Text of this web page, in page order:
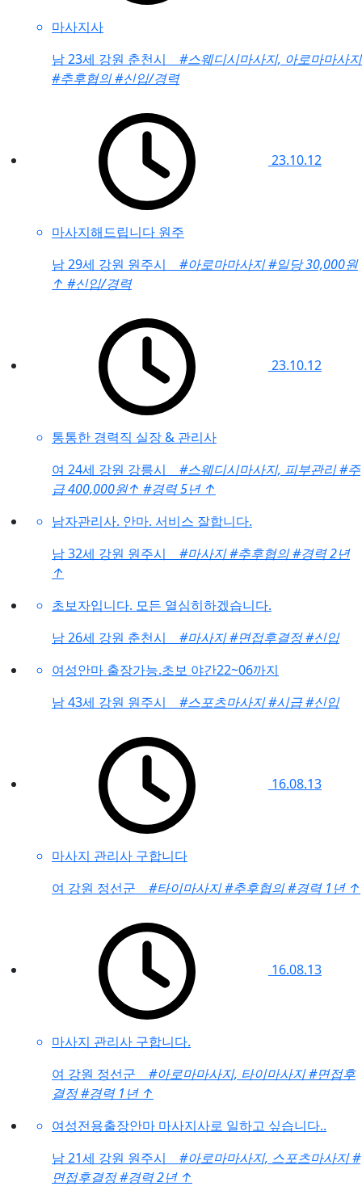
마사지사
남23세 강원 춘천시 #스웨디시마사지, 아로마마사지
#추후협의#신입/경력
23.10.12
마사지해드립니다 원주
남29세 강원 원주시 #아로마마사지#일당 30,000원
↑ #신입/경력
23.10.12
통통한 경력직 실장 & 관리사
여 24세 강원 강릉시 #스웨디시마사지, 피부관리#주
급 400,000원↑ #경력 5년 ↑
남자관리사. 안마. 서비스 잘합니다.
남32세 강원 원주시 #마사지#추후협의#경력 2년
↑
초보자입니다. 모든 열심히하겠습니다.
남26세 강원 춘천시 #마사지#면접후결정#신입
여성안마 출장가능.초보 야간22~06까지
남43세 강원 원주시 #스포츠마사지#시급#신입
16.08.13
마사지 관리사 구합니다
여 강원 정선군 #타이마사지#추후협의#경력 1년 ↑
16.08.13
마사지 관리사 구합니다.
여 강원 정선군 #아로마마사지, 타이마사지#면접후
결정#경력 1년 ↑
여성전용출장안마 마사지사로 일하고 싶습니다..
남21세 강원 원주시 #아로마마사지, 스포츠마사지#
면접후결정#경력 2년 ↑